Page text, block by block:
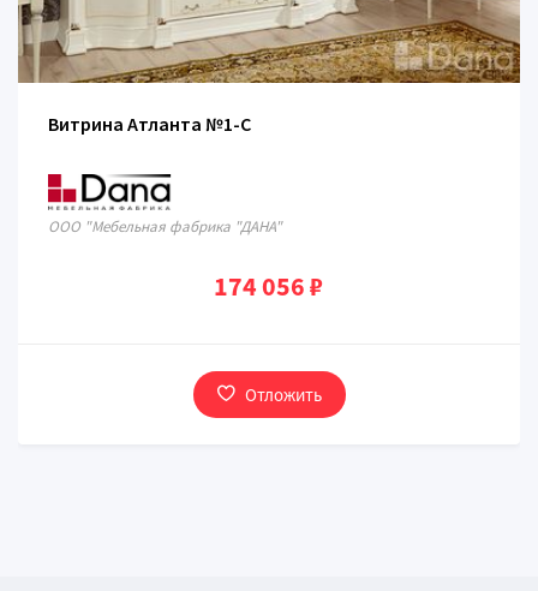
Витрина Атланта №1-C
ООО "Мебельная фабрика "ДАНА"
174 056 ₽
Отложить